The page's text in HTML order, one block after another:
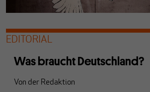
EDITORIAL
Was braucht Deutschland?
Von der Redaktion